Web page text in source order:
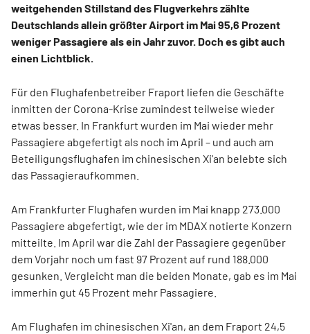
weitgehenden Stillstand des Flugverkehrs zählte
Deutschlands allein größter Airport im Mai 95,6 Prozent
weniger Passagiere als ein Jahr zuvor. Doch es gibt auch
einen Lichtblick.
Für den Flughafenbetreiber Fraport liefen die Geschäfte
inmitten der Corona-Krise zumindest teilweise wieder
etwas besser. In Frankfurt wurden im Mai wieder mehr
Passagiere abgefertigt als noch im April – und auch am
Beteiligungsflughafen im chinesischen Xi'an belebte sich
das Passagieraufkommen.
Am Frankfurter Flughafen wurden im Mai knapp 273.000
Passagiere abgefertigt, wie der im MDAX notierte Konzern
mitteilte. Im April war die Zahl der Passagiere gegenüber
dem Vorjahr noch um fast 97 Prozent auf rund 188.000
gesunken. Vergleicht man die beiden Monate, gab es im Mai
immerhin gut 45 Prozent mehr Passagiere.
Am Flughafen im chinesischen Xi'an, an dem Fraport 24,5